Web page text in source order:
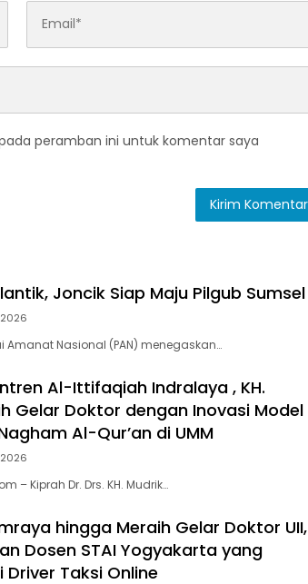
peramban ini untuk komentar saya
Joncik Siap Maju Pilgub Sumsel
Amanat Nasional (PAN) menegaskan…
Al-Ittifaqiah Indralaya , KH.
Gelar Doktor dengan Inovasi Model
Al-Qur’an di UMM
– Kiprah Dr. Drs. KH. Mudrik…
hingga Meraih Gelar Doktor UII,
Dosen STAI Yogyakarta yang
Driver Taksi Online